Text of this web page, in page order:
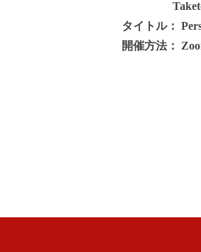
タイトル：
開催方法：